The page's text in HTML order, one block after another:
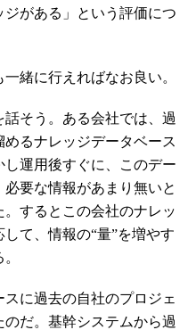
がある」という評価につ
緒に行えればなお良い。
そう。ある会社では、過
るナレッジデータベース
運用後すぐに、このデー
要な情報があまり無いと
するとこの会社のナレッ
て、情報の“量”を増やす
に過去の自社のプロジェ
だ。基幹システムから過